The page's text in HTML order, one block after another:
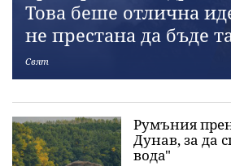
Това беше отлична
не престана да бъде
Свят
Румъния
Дунав, за да
вода"